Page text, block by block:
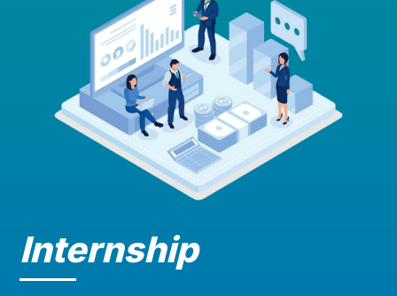
Internship